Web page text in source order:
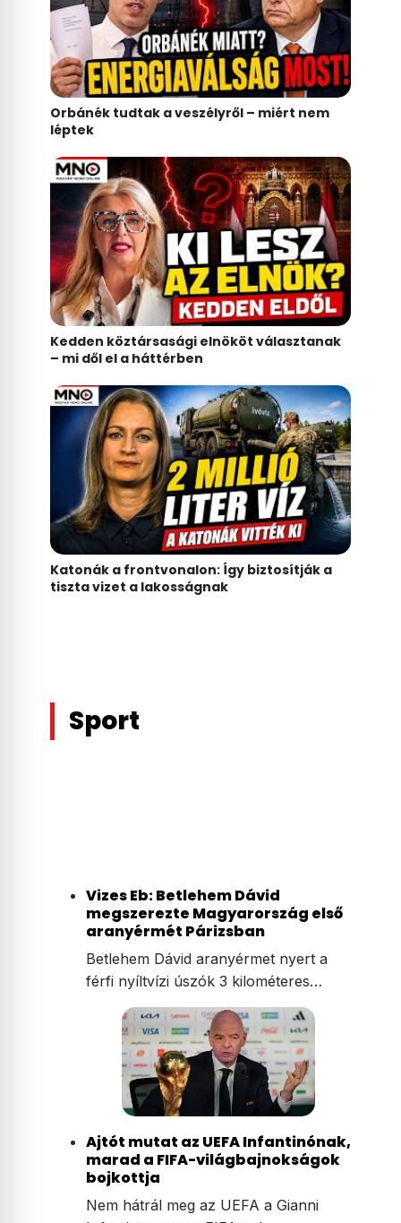
Orbánék tudtak a veszélyről – miért nem
léptek
Kedden köztársasági elnököt választanak
– mi dől el a háttérben
Katonák a frontvonalon: Így biztosítják a
tiszta vizet a lakosságnak
Sport
Vizes Eb: Betlehem Dávid
megszerezte Magyarország első
aranyérmét Párizsban
Betlehem Dávid aranyérmet nyert a
férfi nyíltvízi úszók 3 kilométeres…
Ajtót mutat az UEFA Infantinónak,
marad a FIFA-világbajnokságok
bojkottja
Nem hátrál meg az UEFA a Gianni